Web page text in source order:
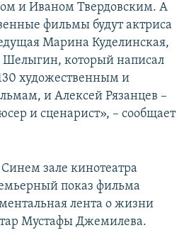
и Иваном Твердовским. А
фильмы будут актриса
Марина Куделинская,
Шелыгин, который написал
художественным и
и Алексей Рязанцев –
и сценарист», – сообщает
зале кинотеатра
показ фильма
лента о жизни
Мустафы Джемилева.